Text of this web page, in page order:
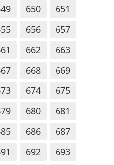
650
651
656
657
662
663
668
669
674
675
680
681
686
687
692
693